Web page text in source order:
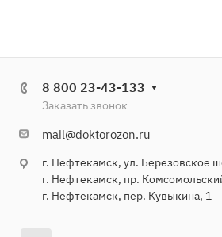
8 800 23-43-133
Заказать звонок
mail@doktorozon.ru
г. Нефтекамск, ул. Березовское
г. Нефтекамск, пр.
г. Нефтекамск, пер. Кувыкина, 1